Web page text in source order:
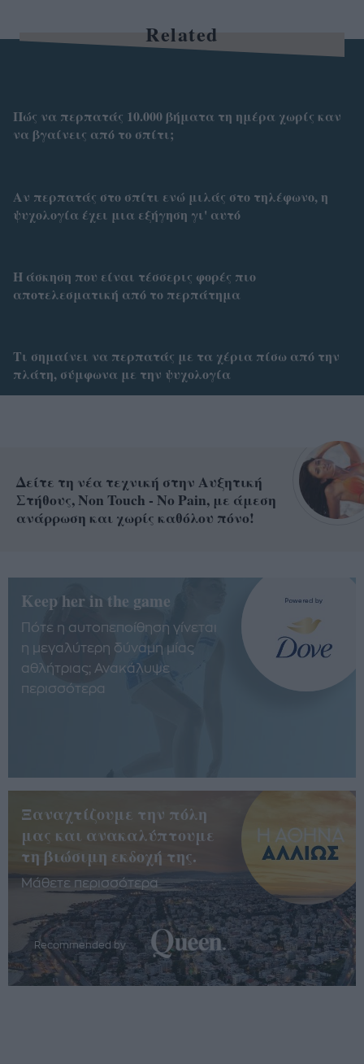
Related
Πώς να περπατάς 10.000 βήματα τη ημέρα χωρίς καν
να βγαίνεις από το σπίτι;
Αν περπατάς στο σπίτι ενώ μιλάς στο τηλέφωνο, η
ψυχολογία έχει μια εξήγηση γι' αυτό
Η άσκηση που είναι τέσσερις φορές πιο
αποτελεσματική από το περπάτημα
Τι σημαίνει να περπατάς με τα χέρια πίσω από την
πλάτη, σύμφωνα με την ψυχολογία
Δείτε τη νέα τεχνική στην Αυξητική
Στήθους, Non Touch - No Pain, με άμεση
ανάρρωση και χωρίς καθόλου πόνο!
Keep her in the game
Πότε η αυτοπεποίθηση γίνεται
η μεγαλύτερη δύναμη μίας
αθλήτριας; Ανακάλυψε
περισσότερα
Ξαναχτίζουμε την πόλη
μας και ανακαλύπτουμε
τη βιώσιμη εκδοχή της.
Μάθετε περισσότερα
Recommended by